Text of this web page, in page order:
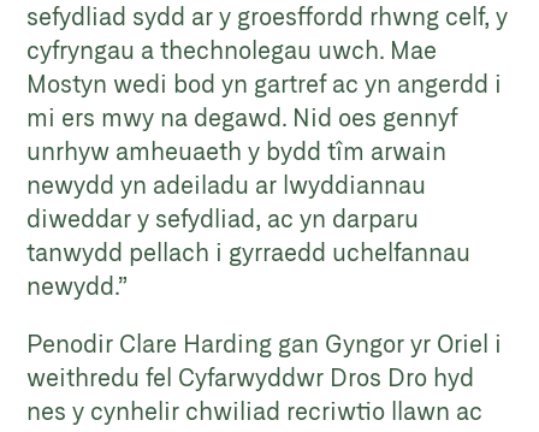
sefydliad sydd ar y groesffordd rhwng celf, y
cyfryngau a thechnolegau uwch. Mae
Mostyn wedi bod yn gartref ac yn angerdd i
mi ers mwy na degawd. Nid oes gennyf
unrhyw amheuaeth y bydd tîm arwain
newydd yn adeiladu ar lwyddiannau
diweddar y sefydliad, ac yn darparu
tanwydd pellach i gyrraedd uchelfannau
newydd.”
Penodir Clare Harding gan Gyngor yr Oriel i
weithredu fel Cyfarwyddwr Dros Dro hyd
nes y cynhelir chwiliad recriwtio llawn ac